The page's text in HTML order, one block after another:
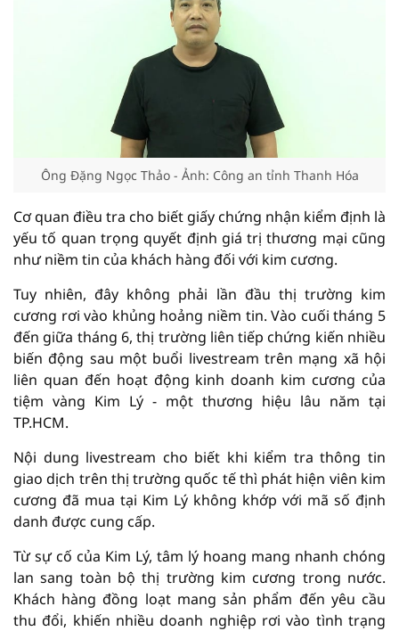
Ông Đặng Ngọc Thảo - Ảnh: Công an tỉnh Thanh Hóa
Cơ quan điều tra cho biết giấy chứng nhận kiểm định là
yếu tố quan trọng quyết định giá trị thương mại cũng
như niềm tin của khách hàng đối với kim cương.
Tuy nhiên, đây không phải lần đầu thị trường kim
cương rơi vào khủng hoảng niềm tin. Vào cuối tháng 5
đến giữa tháng 6, thị trường liên tiếp chứng kiến nhiều
biến động sau một buổi livestream trên mạng xã hội
liên quan đến hoạt động kinh doanh kim cương của
tiệm vàng Kim Lý - một thương hiệu lâu năm tại
TP.HCM.
Nội dung livestream cho biết khi kiểm tra thông tin
giao dịch trên thị trường quốc tế thì phát hiện viên kim
cương đã mua tại Kim Lý không khớp với mã số định
danh được cung cấp.
Từ sự cố của Kim Lý, tâm lý hoang mang nhanh chóng
lan sang toàn bộ thị trường kim cương trong nước.
Khách hàng đồng loạt mang sản phẩm đến yêu cầu
thu đổi, khiến nhiều doanh nghiệp rơi vào tình trạng